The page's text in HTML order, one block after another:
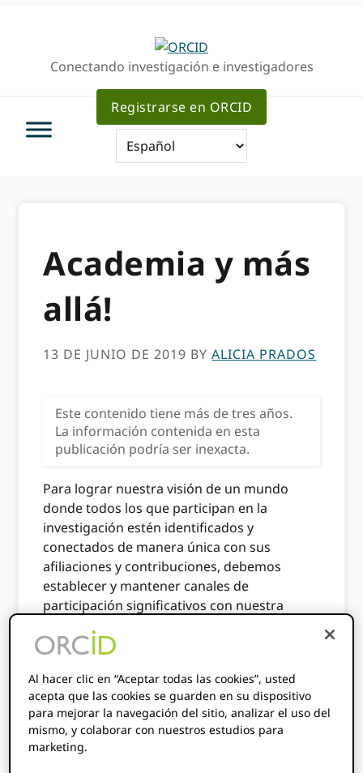
navegación
principalConectando investigación e investigadores
Registrarse en ORCID
Academia y más
allá!
13 DE JUNIO DE 2019 BYALICIA PRADOS
Este contenido tiene más de tres años.
La información contenida en esta
publicación podría ser inexacta.
Para lograr nuestra visión de un mundo
donde todos los que participan en la
investigación estén identificados y
conectados de manera única con sus
afiliaciones y contribuciones, debemos
establecer y mantener canales de
participación significativos con nuestra
con los investigadores sobre cuándo, cómo
hacerlo, como nuestro diseñador de UX,
Mallory Robertson recientementeexplicado
También escuchamos lo que tienes que decir
enlas redes sociales eventos y talleres
Al hacer clic en “Aceptar todas las cookies”, usted
acepta que las cookies se guarden en su dispositivo
para mejorar la navegación del sitio, analizar el uso del
mismo, y colaborar con nuestros estudios para
marketing.